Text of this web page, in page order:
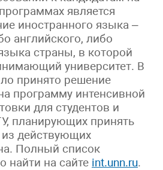
является
иностранного языка –
английского, либо
страны, в которой
университет. В
принято решение
программу интенсивной
для студентов и
планирующих принять
из действующих
Полный список
на сайте int.unn.ru.